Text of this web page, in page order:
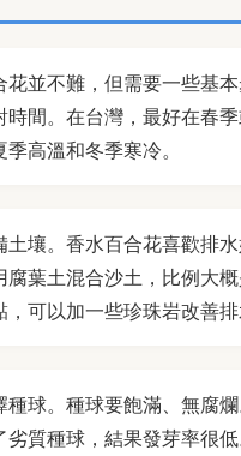
並不難，但需要一些基本
時間。在台灣，最好在春
高溫和冬季寒冷。
土壤。香水百合花喜歡排
葉土混合沙土，比例大概
可以加一些珍珠岩改善排
種球。種球要飽滿、無腐
劣質種球，結果發芽率很